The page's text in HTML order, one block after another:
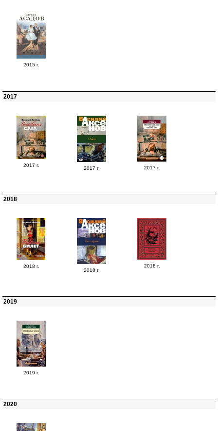
2015 г.
2017
2017 г.
2017 г. 2017 г.
2018
2018 г.
2018 г.
2018 г.
2019
2019 г.
2020